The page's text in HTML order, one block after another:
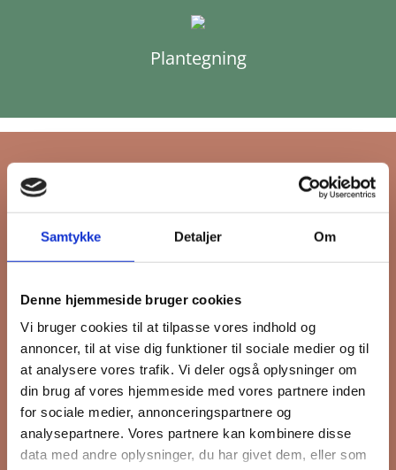
Samtykke Detaljer Om
Denne hjemmeside bruger cookies
Vi bruger cookies til at tilpasse vores indhold og
annoncer, til at vise dig funktioner til sociale medier og til
at analysere vores trafik. Vi deler også oplysninger om
din brug af vores hjemmeside med vores partnere inden
for sociale medier, annonceringspartnere og
analysepartnere. Vores partnere kan kombinere disse
data med andre oplysninger, du har givet dem, eller som
Plantegning
Tilmeld dig FB
nyhedsbrev
Hold dig opdateret på hvad der sker
på Grønttorvet. I vores nyhedsbrev
sender vi blandt andet invitation til